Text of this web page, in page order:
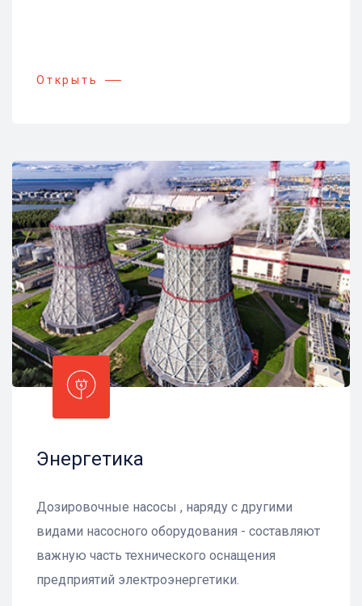
Открыть
Энергетика
Дозировочные насосы , наряду с другими
видами насосного оборудования - составляют
важную часть технического оснащения
предприятий электроэнергетики.